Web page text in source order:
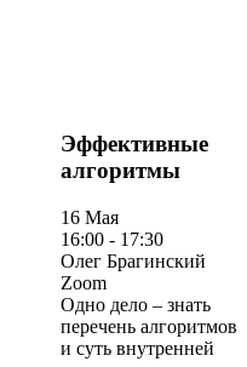
Эффективные
алгоритмы
16 Мая
16:00 - 17:30
Олег Брагинский
Zoom
Одно дело – знать
перечень алгоритмов
и суть внутренней